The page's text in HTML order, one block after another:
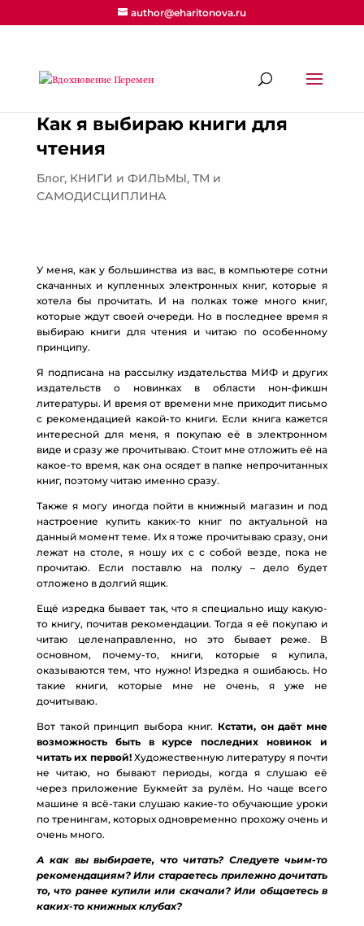
author@eharitonova.ru
Как я выбираю книги для
чтения
Блог, КНИГИ и ФИЛЬМЫ, ТМ и
САМОДИСЦИПЛИНА
У меня, как у большинства из вас, в компьютере сотни
скачанных и купленных электронных книг, которые я
хотела бы прочитать. И на полках тоже много книг,
которые ждут своей очереди. Но в последнее время я
выбираю книги для чтения и читаю по особенному
принципу.
Я подписана на рассылку издательства МИФ и других
издательств о новинках в области нон-фикшн
литературы. И время от времени мне приходит письмо
с рекомендацией какой-то книги. Если книга кажется
интересной для меня, я покупаю её в электронном
виде и сразу же прочитываю. Стоит мне отложить её на
какое-то время, как она осядет в папке непрочитанных
книг, поэтому читаю именно сразу.
Также я могу иногда пойти в книжный магазин и под
настроение купить каких-то книг по актуальной на
данный момент теме. Их я тоже прочитываю сразу, они
лежат на столе, я ношу их с с собой везде, пока не
прочитаю. Если поставлю на полку – дело будет
отложено в долгий ящик.
Ещё изредка бывает так, что я специально ищу какую-
то книгу, почитав рекомендации. Тогда я её покупаю и
читаю целенаправленно, но это бывает реже. В
основном, почему-то, книги, которые я купила,
оказываются тем, что нужно! Изредка я ошибаюсь. Но
такие книги, которые мне не очень, я уже не
дочитываю.
Вот такой принцип выбора книг. Кстати, он даёт мне
возможность быть в курсе последних новинок и
читать их первой!Художественную литературу я почти
не читаю, но бывают периоды, когда я слушаю её
через приложение Букмейт за рулём. Но чаще всего
машине я всё-таки слушаю какие-то обучающие уроки
по тренингам, которых одновременно прохожу очень и
очень много.
А как вы выбираете, что читать? Следуете чьим-то
рекомендациям? Или стараетесь прилежно дочитать
то, что ранее купили или скачали? Или общаетесь в
каких-то книжных клубах?